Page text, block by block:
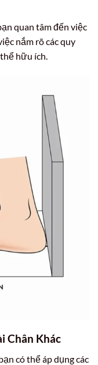
quan tâm đến việc
nắm rõ các quy
hữu ích.
Chân Khác
có thể áp dụng các